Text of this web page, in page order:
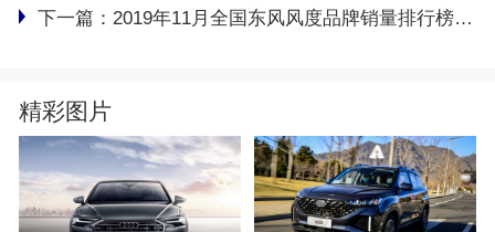
下一篇： 2019年11月全国东风风度品牌销量排行榜完整版
精彩图片